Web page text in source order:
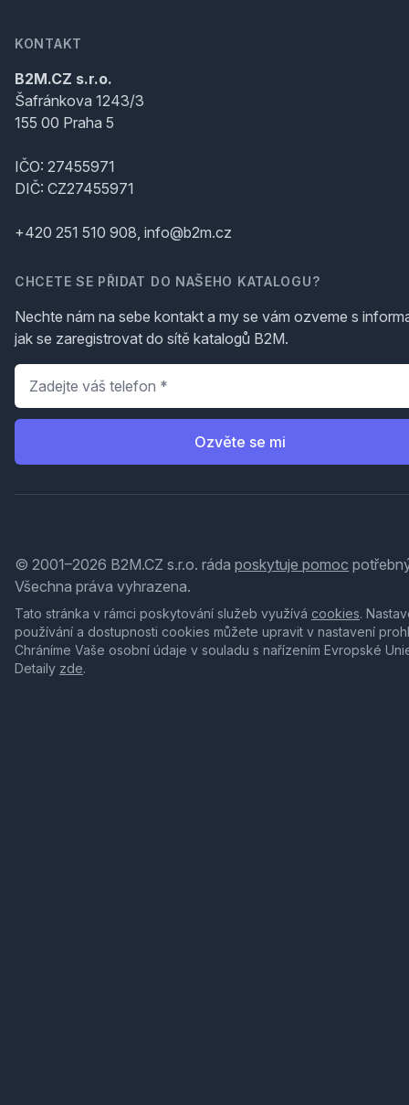
KONTAKT
B2M.CZ s.r.o.
Šafránkova 1243/3
155 00 Praha 5
IČO: 27455971
DIČ: CZ27455971
+420 251 510 908, info@b2m.cz
CHCETE SE PŘIDAT DO NAŠEHO KATALOGU?
Nechte nám na sebe kontakt a my se vám ozveme s
jak se zaregistrovat do sítě katalogů B2M.
Telefon
Ozvěte se mi
© 2001–2026 B2M.CZ s.r.o. ráda poskytuje pomoc
Všechna práva vyhrazena.
Tato stránka v rámci poskytování služeb využívá cookies.
používání a dostupnosti cookies můžete upravit v nastavení
Chráníme Vaše osobní údaje v souladu s nařízením Evropské
Detaily zde.